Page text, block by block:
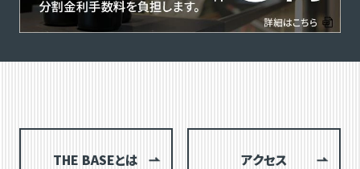
THE BASEとは アクセス